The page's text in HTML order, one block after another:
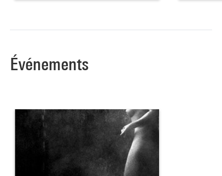
Événements